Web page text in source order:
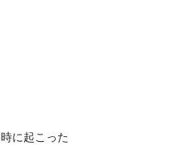
に起こった